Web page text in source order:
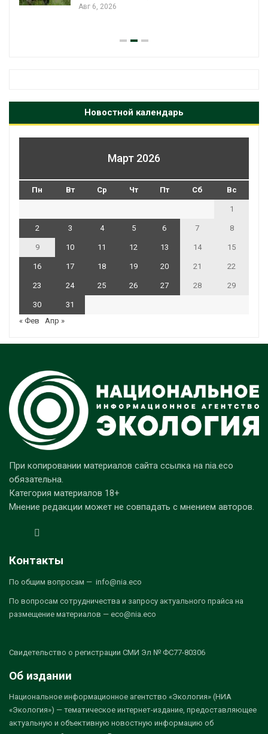
Новостной календарь
Март 2026
Пн Вт Ср Чт Пт Сб Вс
1
2 3 4 5 6 7 8
9 10 11 12 13 14 15
16 17 18 19 20 21 22
23 24 25 26 27 28 29
30
31
« Фев
Апр »
При копировании материалов сайта ссылка на nia.eco
обязательна.
Категория материалов 18+
Мнение редакции может не совпадать с мнением авторов.
Контакты
По общим вопросам — info@nia.eco
По вопросам сотрудничества и запросу актуального прайса на
размещение материалов — eco@nia.eco
Свидетельство о регистрации СМИ Эл № ФС77-80306
Об издании
Национальное информационное агентство «Экология» (НИА
«Экология») — тематическое интернет-издание, предоставляющее
актуальную и объективную новостную информацию об